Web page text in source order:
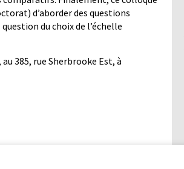
d’aborder des questions
du choix de l’échelle
385, rue Sherbrooke Est, à